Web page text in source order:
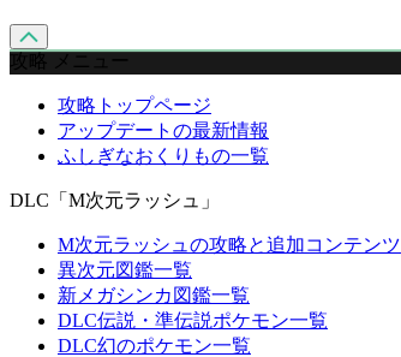
攻略 メニュー
攻略トップページ
アップデートの最新情報
ふしぎなおくりもの一覧
DLC「M次元ラッシュ」
M次元ラッシュの攻略と追加コンテンツ
異次元図鑑一覧
新メガシンカ図鑑一覧
DLC伝説・準伝説ポケモン一覧
DLC幻のポケモン一覧